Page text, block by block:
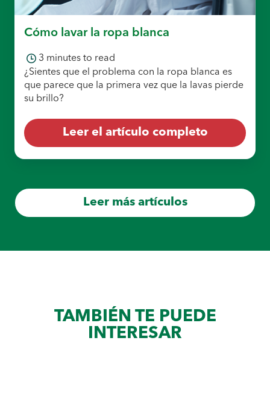
Cómo lavar la ropa blanca
3 minutes to read
¿Sientes que el problema con la ropa blanca es
que parece que la primera vez que la lavas pierde
su brillo?
Leer el artículo completo
Leer más artículos
TAMBIÉN TE PUEDE
INTERESAR